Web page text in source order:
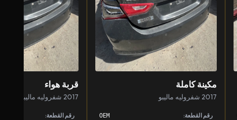
مكينة كاملة
2017 شفروليه ماليبو
رقم القطعة: OEM
قربة هواء
2017 شفروليه ماليبو
رقم القطعة: